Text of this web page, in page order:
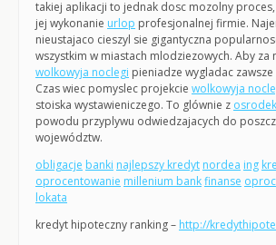
takiej aplikacji to jednak dosc mozolny
jej wykonanie urlop profesjonalnej firmie.
nieustajaco cieszyl sie gigantyczna
wszystkim w miastach mlodziezowych. Aby za
wolkowyja noclegi pieniadze wygladac
Czas wiec pomyslec projekcie wolkowyja
stoiska wystawieniczego. To glównie z
powodu przyplywu odwiedzajacych do
województw.
obligacje banki najlepszy kredyt nordea ing
oprocentowanie millenium bankfinanse
lokata
kredyt hipoteczny ranking – http://